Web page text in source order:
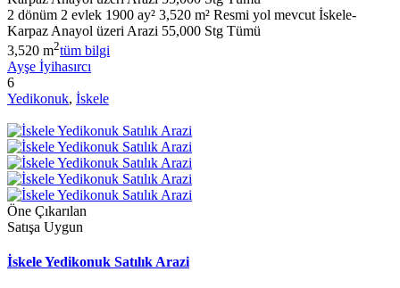
2 dönüm 2 evlek 1900 ay² 3,520 m² Resmi yol mevcut İskele-
Karpaz Anayol üzeri Arazi 55,000 Stg Tümü
3,520 m2tüm bilgi
Ayşe İyihasırcı
6
Yedikonuk, İskele
Öne Çıkarılan
Satışa Uygun
İskele Yedikonuk Satılık Arazi